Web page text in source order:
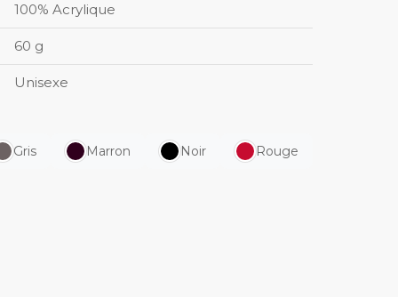
100% Acrylique
60 g
Unisexe
Gris Marron Noir Rouge